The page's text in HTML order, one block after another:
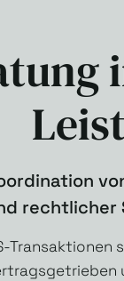
rechtlicher
Transaktionen